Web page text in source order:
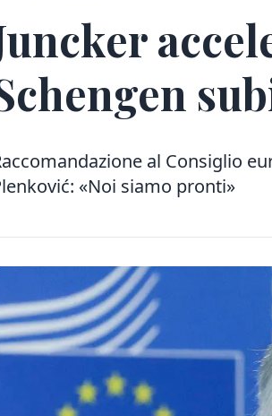
al Consiglio
«Noi siamo pronti»